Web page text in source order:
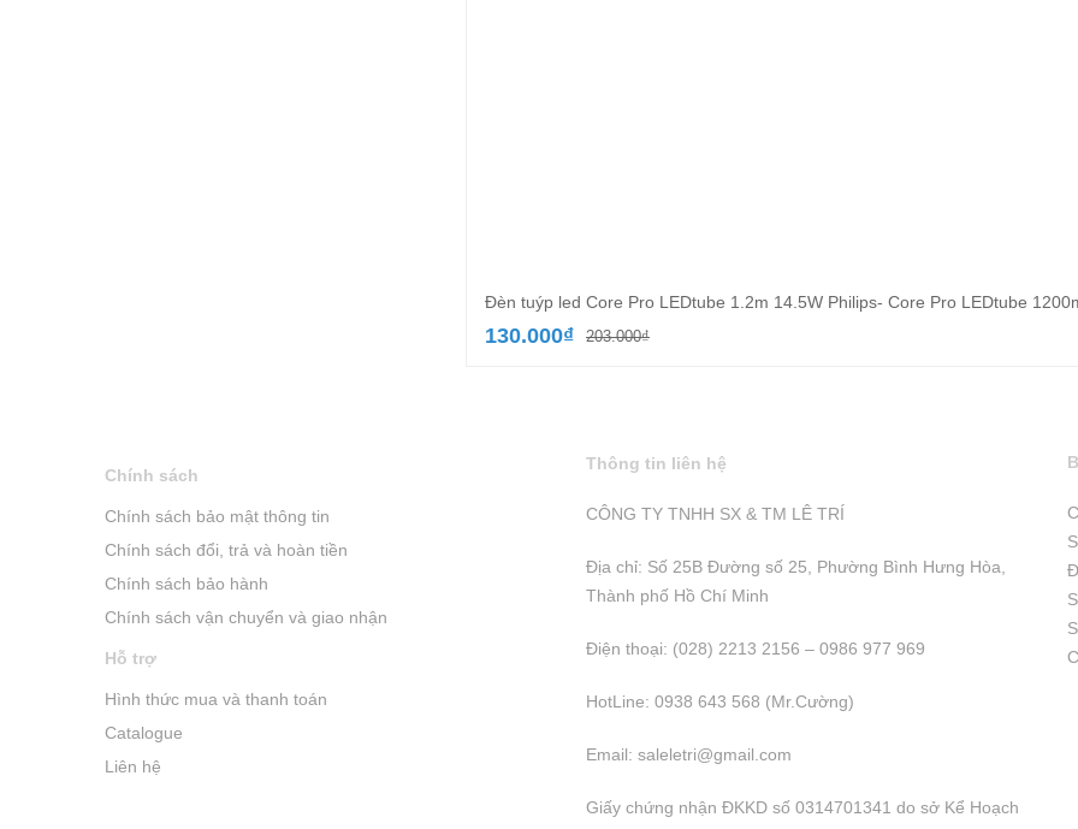
Đèn tuýp led Core Pro LEDtube 1.2m 14.5W Philips- Core Pro LEDtube
203.000₫Giá
130.000₫
Giá
Chính sách
Chính sách bảo mật thông tin
Chính sách đổi, trả và hoàn tiền
Chính sách bảo hành
Chính sách vận chuyển và giao nhận
Hỗ trợ
Hình thức mua và thanh toán
Catalogue
Liên hệ
Thông tin liên hệ
CÔNG TY TNHH SX & TM LÊ TRÍ
Địa chỉ: Số 25B Đường số 25, Phường Bình Hưng Hòa,
Thành phố Hồ Chí Minh
Điện thoại: (028) 2213 2156 – 0986 977 969
HotLine: 0938 643 568 (Mr.Cường)
Email: saleletri@gmail.com
Giấy chứng nhận ĐKKD số 0314701341 do sở Kể Hoạch